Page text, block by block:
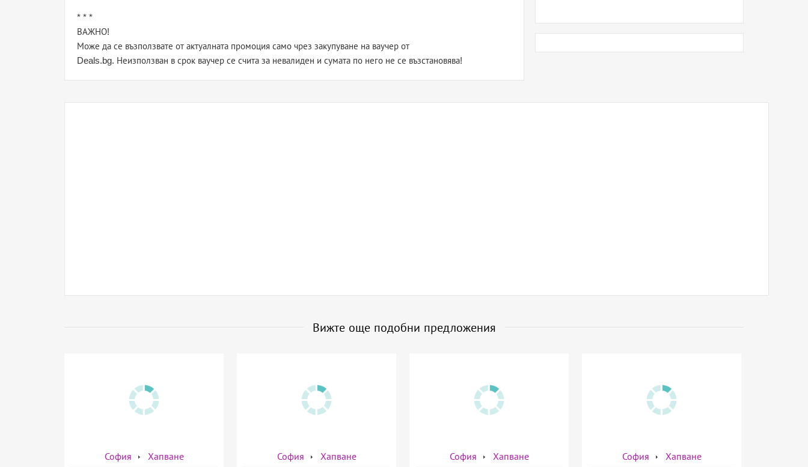
* * *
ВАЖНО!
Може да се възползвате от актуалната промоция само чрез закупуване на ваучер от
Deals.bg. Неизползван в срок ваучер се счита за невалиден и сумата по него не се възстановява!
Вижте още подобни предложения
София Хапване София Хапване София Хапване София Хапване